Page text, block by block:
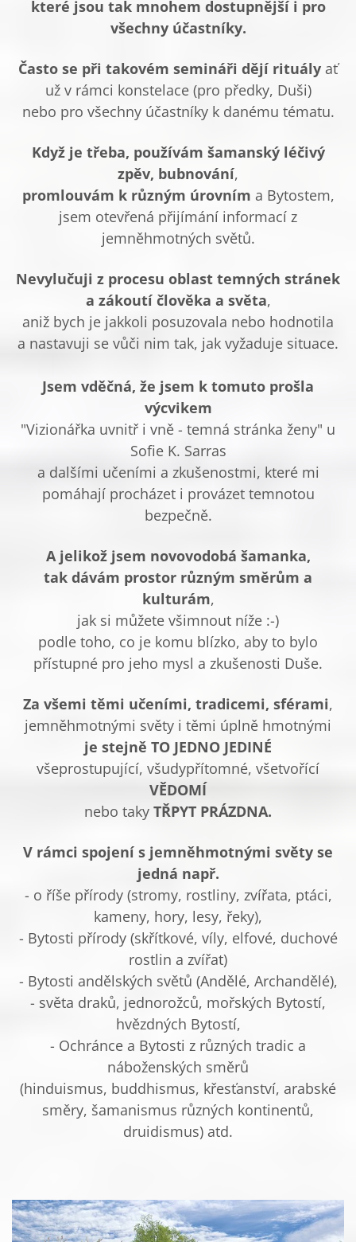
které jsou tak mnohem dostupnější i pro
všechny účastníky.
Často se při takovém semináři dějí rituály ať
už v rámci konstelace (pro předky, Duši)
nebo pro všechny účastníky k danému tématu.
Když je třeba, používám šamanský léčivý
zpěv, bubnování,
promlouvám k různým úrovním a Bytostem,
jsem otevřená přijímání informací z
jemněhmotných světů.
Nevylučuji z procesu oblast temných stránek
a zákoutí člověka a světa,
aniž bych je jakkoli posuzovala nebo hodnotila
a nastavuji se vůči nim tak, jak vyžaduje situace.
Jsem vděčná, že jsem k tomuto prošla
výcvikem
"Vizionářka uvnitř i vně - temná stránka ženy" u
Sofie K. Sarras
a dalšími učeními a zkušenostmi, které mi
pomáhají procházet i provázet temnotou
bezpečně.
A jelikož jsem novovodobá šamanka,
tak dávám prostor různým směrům a
kulturám,
jak si můžete všimnout níže :-)
podle toho, co je komu blízko, aby to bylo
přístupné pro jeho mysl a zkušenosti Duše.
Za všemi těmi učeními, tradicemi, sférami,
jemněhmotnými světy i těmi úplně hmotnými
je stejně TO JEDNO JEDINÉ
všeprostupující, všudypřítomné, všetvořící
VĚDOMÍ
nebo taky TŘPYT PRÁZDNA.
V rámci spojení s jemněhmotnými světy se
jedná např.
- o říše přírody (stromy, rostliny, zvířata, ptáci,
kameny, hory, lesy, řeky),
- Bytosti přírody (skřítkové, víly, elfové, duchové
rostlin a zvířat)
- Bytosti andělských světů (Andělé, Archandělé),
- světa draků, jednorožců, mořských Bytostí,
hvězdných Bytostí,
- Ochránce a Bytosti z různých tradic a
náboženských směrů
(hinduismus, buddhismus, křesťanství, arabské
směry, šamanismus různých kontinentů,
druidismus) atd.